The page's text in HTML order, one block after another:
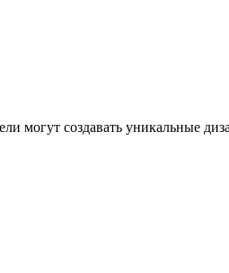
могут создавать уникальные